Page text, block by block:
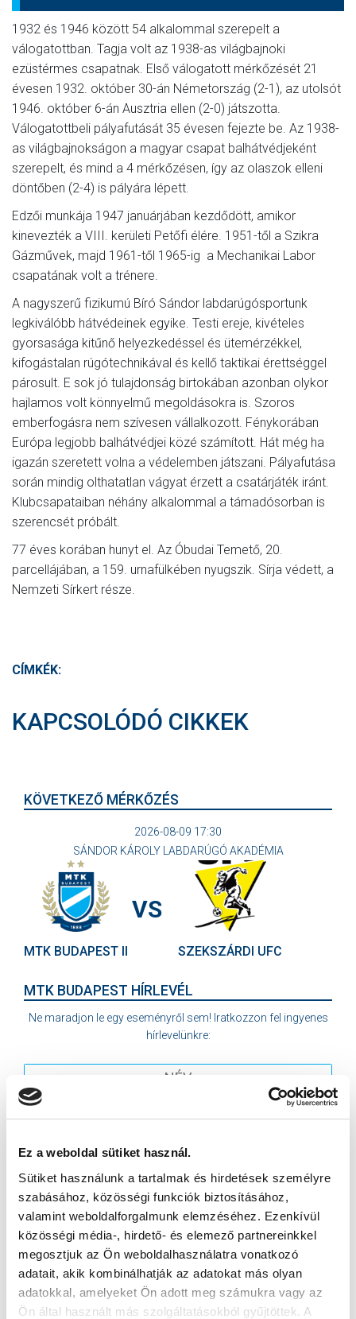
Ez a weboldal sütiket használ.
Sütiket használunk a tartalmak és hirdetések személyre
szabásához, közösségi funkciók biztosításához,
valamint weboldalforgalmunk elemzéséhez. Ezenkívül
közösségi média-, hirdető- és elemező partnereinkkel
megosztjuk az Ön weboldalhasználatra vonatkozó
adatait, akik kombinálhatják az adatokat más olyan
adatokkal, amelyeket Ön adott meg számukra vagy az
Ön által használt más szolgáltatásokból gyűjtöttek. A
1932 és 1946 között 54 alkalommal szerepelt a
válogatottban. Tagja volt az 1938-as világbajnoki
ezüstérmes csapatnak. Első válogatott mérkőzését 21
évesen 1932. október 30-án Németország (2-1), az utolsót
1946. október 6-án Ausztria ellen (2-0) játszotta.
Válogatottbeli pályafutását 35 évesen fejezte be. Az 1938-
as világbajnokságon a magyar csapat balhátvédjeként
szerepelt, és mind a 4 mérkőzésen, így az olaszok elleni
döntőben (2-4) is pályára lépett.
Edzői munkája 1947 januárjában kezdődött, amikor
kinevezték a VIII. kerületi Petőfi élére. 1951-től a Szikra
Gázművek, majd 1961-től 1965-ig a Mechanikai Labor
csapatának volt a trénere.
A nagyszerű fizikumú Bíró Sándor labdarúgósportunk
legkiválóbb hátvédeinek egyike. Testi ereje, kivételes
gyorsasága kitűnő helyezkedéssel és ütemérzékkel,
kifogástalan rúgótechnikával és kellő taktikai érettséggel
párosult. E sok jó tulajdonság birtokában azonban olykor
hajlamos volt könnyelmű megoldásokra is. Szoros
emberfogásra nem szívesen vállalkozott. Fénykorában
Európa legjobb balhátvédjei közé számított. Hát még ha
igazán szeretett volna a védelemben játszani. Pályafutása
során mindig olthatatlan vágyat érzett a csatárjáték iránt.
Klubcsapataiban néhány alkalommal a támadósorban is
szerencsét próbált.
77 éves korában hunyt el. Az Óbudai Temető, 20.
parcellájában, a 159. urnafülkében nyugszik. Sírja védett, a
Nemzeti Sírkert része.
CÍMKÉK:
KAPCSOLÓDÓ CIKKEK
KÖVETKEZŐ MÉRKŐZÉS
2026-08-09 17:30
SÁNDOR KÁROLY LABDARÚGÓ AKADÉMIA
MTK BUDAPEST II
VS
SZEKSZÁRDI UFC
MTK BUDAPEST HÍRLEVÉL
Ne maradjon le egy eseményről sem! Iratkozzon fel ingyenes
hírlevelünkre:
Elfogadom azAdatvédelmi tájékoztatót
FELIRATKOZOM
SZPONZOROK